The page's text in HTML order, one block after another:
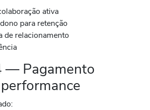
ativa
para retenção
de relacionamento
— Pagamento